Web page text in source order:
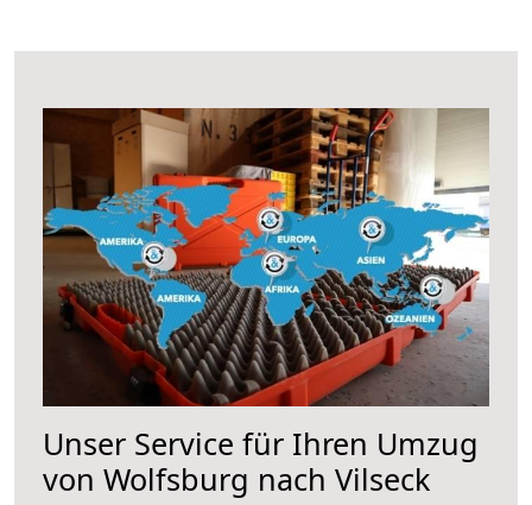
Unser Service für Ihren Umzug
von Wolfsburg nach Vilseck